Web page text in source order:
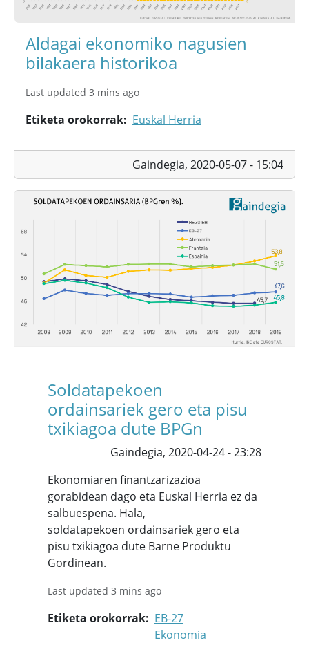
Aldagai ekonomiko nagusien
bilakaera historikoa
Last updated 3 mins ago
Etiketa orokorrak Euskal Herria
Gaindegia, 2020-05-07 - 15:04
Soldatapekoen
ordainsariek gero eta pisu
txikiagoa dute BPGn
Gaindegia, 2020-04-24 - 23:28
Ekonomiaren finantzarizazioa
gorabidean dago eta Euskal Herria ez da
salbuespena. Hala,
soldatapekoen ordainsariek gero eta
pisu txikiagoa dute Barne Produktu
Gordinean.
Last updated 3 mins ago
Etiketa orokorrak
EB-27
Ekonomia